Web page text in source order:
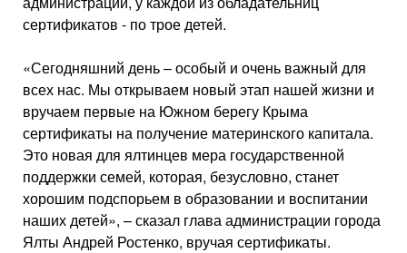
сертификатов - по трое детей.
«Сегодняшний день – особый и очень важный для
всех нас. Мы открываем новый этап нашей жизни и
вручаем первые на Южном берегу Крыма
сертификаты на получение материнского капитала.
Это новая для ялтинцев мера государственной
поддержки семей, которая, безусловно, станет
хорошим подспорьем в образовании и воспитании
наших детей», – сказал глава администрации города
Ялты Андрей Ростенко, вручая сертификаты.